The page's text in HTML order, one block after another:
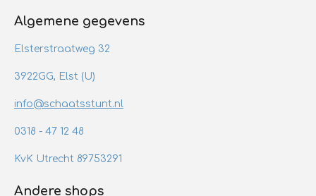
Algemene gegevens
Elsterstraatweg 32
3922GG, Elst (U)
info@schaatsstunt.nl
0318 - 47 12 48
KvK Utrecht 89753291
Andere shops